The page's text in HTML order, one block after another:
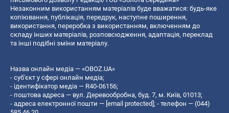
Незаконним використанням матеріалів буде вважатися: будь-яке
копiювання, публiкацiя, передрук, наступне поширення,
використання, переробка з використанням, включенням до
складу інших матеріалів, розповсюдження, адаптація, переклад
та інші подібні зміни матеріалу.
Назва онлайн медіа — «OBOZ.UA»
- суб'єкт у сфері онлайн медіа;
- ідентифікатор медіа — R40-06156;
- поштова адреса — вул. Деревообробна, буд. 7, м. Київ, 01013;
- адреса електронної пошти — [email protected]; - телефон — (044)